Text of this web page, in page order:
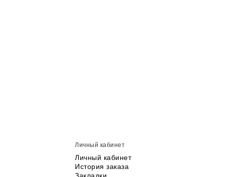
Личный кабинет
Личный кабинет
История заказа